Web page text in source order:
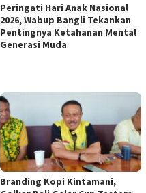
Peringati Hari Anak Nasional
2026, Wabup Bangli Tekankan
Pentingnya Ketahanan Mental
Generasi Muda
Branding Kopi Kintamani,